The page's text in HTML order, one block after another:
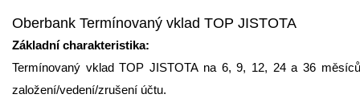
Oberbank Termínovaný vklad TOP JISTOTA
Základní charakteristika:
Termínovaný vklad TOP JISTOTA na 6, 9, 12, 24 a 36
založení/vedení/zrušení účtu.